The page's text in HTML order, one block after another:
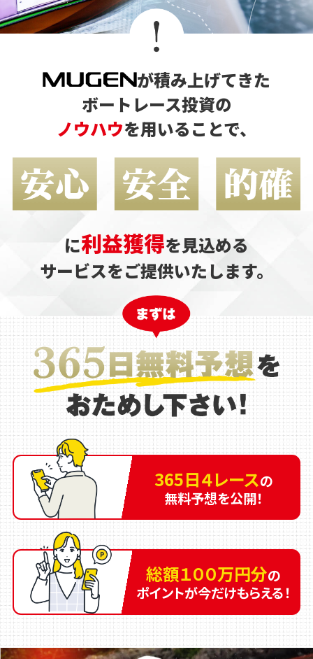
が積み上げてきた
ボートレース投資の
ノウハウを用いることで、
に利益獲得を見込める
サービスをご提供いたします。
365日４レースの
無料予想を公開！
総額１００万円分の
ポイントが今だけもらえる！